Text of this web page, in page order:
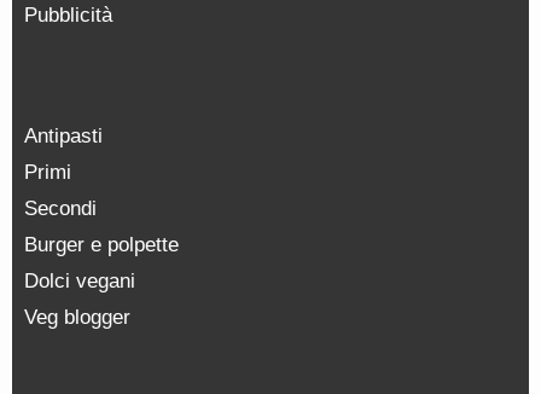
Pubblicità
Antipasti
Primi
Secondi
Burger e polpette
Dolci vegani
Veg blogger